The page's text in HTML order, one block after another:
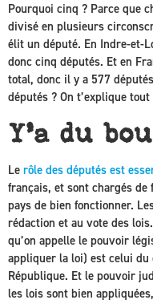
Pourquoi cinq ? Parce que
divisé en plusieurs
élit un député. En Indre-et-
donc cinq députés. Et en
total, donc il y a 577
députés ? On t’explique tout
Y’a du
Le rôle des députés est
français, et sont chargés
pays de bien fonctionner.
rédaction et au vote des
qu’on appelle le pouvoir
appliquer la loi) est celui
République. Et le pouvoir
les lois sont bien